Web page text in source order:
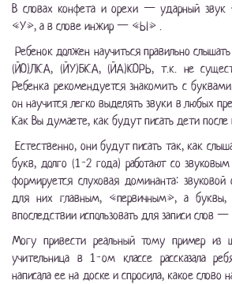
В словах конфета и орехи — ударный
«У», а в слове инжир — «Ы» .
Ребенок должен научиться правильно
(ЙО)ЛКА, (ЙУ)БКА, (ЙА)КОРЬ, т.к. не
Ребенка рекомендуется знакомить с
он научится легко выделять звуки в любых
Как Вы думаете, как будут писать дети
Естественно, они будут писать так, как
букв, долго (1-2 года) работают со
формируется слуховая доминанта: звуковой
для них главным, «первичным», а буквы,
впоследствии использовать для записи слов —
Могу привести реальный тому пример из
учительница в 1-ом классе рассказала
написала ее на доске и спросила, какое